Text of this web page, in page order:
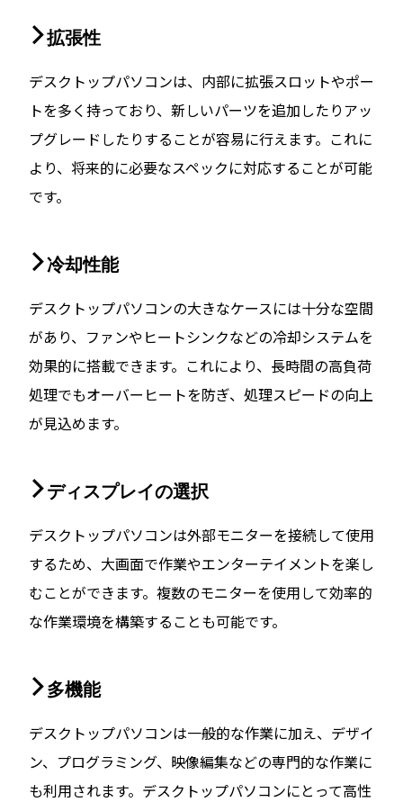
拡張性
デスクトップパソコンは、内部に拡張スロットやポー
トを多く持っており、新しいパーツを追加したりアッ
プグレードしたりすることが容易に行えます。これに
より、将来的に必要なスペックに対応することが可能
です。
冷却性能
デスクトップパソコンの大きなケースには十分な空間
があり、ファンやヒートシンクなどの冷却システムを
効果的に搭載できます。これにより、長時間の高負荷
処理でもオーバーヒートを防ぎ、処理スピードの向上
が見込めます。
ディスプレイの選択
デスクトップパソコンは外部モニターを接続して使用
するため、大画面で作業やエンターテイメントを楽し
むことができます。複数のモニターを使用して効率的
な作業環境を構築することも可能です。
多機能
デスクトップパソコンは一般的な作業に加え、デザイ
ン、プログラミング、映像編集などの専門的な作業に
も利用されます。デスクトップパソコンにとって高性